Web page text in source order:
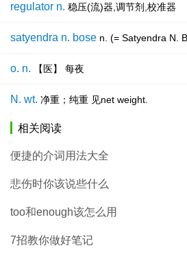
regulator n. 稳压(流)器,调节剂,校准器
satyendra n. bose n. (= Satyendra N.
o. n. 【医】 每夜
N. wt. 净重；纯重 见net weight.
相关阅读
便捷的介词用法大全
悲伤时你该说些什么
too和enough该怎么用
7招教你做好笔记